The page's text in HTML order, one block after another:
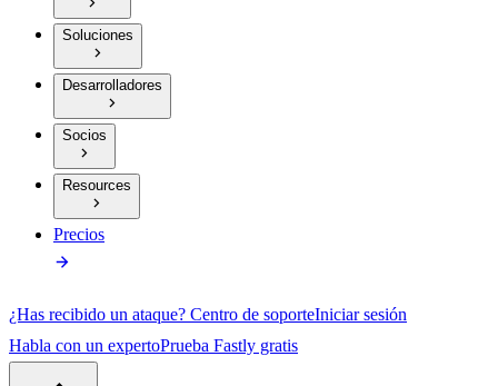
Soluciones
Desarrolladores
Socios
Resources
Precios
¿Has recibido un ataque? Centro de soporteIniciar sesión
Habla con un expertoPrueba Fastly gratis